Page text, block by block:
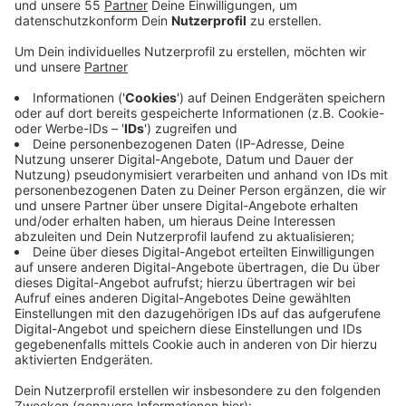
Anzeige
Montagmorgen (18.08.2025) haben demnach zwei
Autos gebrannt - eins auf der Marktstraße und das
andere auf der Dionysiusstraße. Das erste Auto stand
bereits im Vollbrand als die Feuerwehr eintraf - das
andere konnte noch rechtzeitig gelöscht werden,
heißt es. Außerdem wurden in der Nacht von Freitag
(15.08.2025) auf Samstag (16.08.2025) 12 Autos auf
der Oberdießemer Straße beschädigt. Konkret sei
jeweils die recht Autoseite der geparkten Autos
zerkratzt worden. Die Polizei geht aktuell von
Vandalismus aus. Sie sucht jetzt nach Zeugen, die
etwas mitbekommen haben.
Solltet ihr was mitbekommen haben, könnt ihr euch
hier melden: 02151 6340 oder